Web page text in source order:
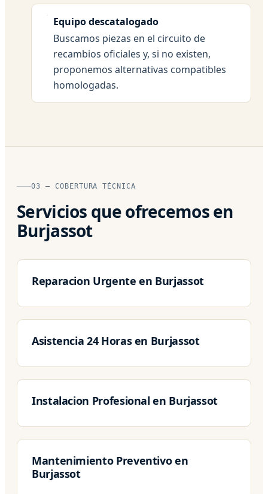
Equipo descatalogado
Buscamos piezas en el circuito de
recambios oficiales y, si no existen,
proponemos alternativas compatibles
homologadas.
03 — COBERTURA TÉCNICA
Servicios que ofrecemos en
Burjassot
Reparacion Urgente en Burjassot
Asistencia 24 Horas en Burjassot
Instalacion Profesional en Burjassot
Mantenimiento Preventivo en
Burjassot